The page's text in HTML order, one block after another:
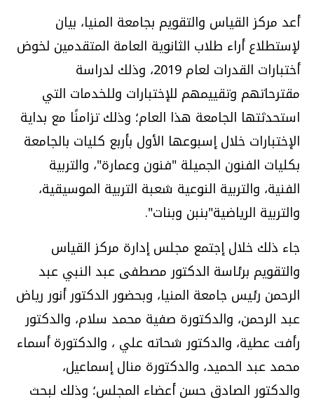
أعد مركز القياس والتقويم بجامعة المنيا، بيان
لإستطلاع أراء طلاب الثانوية العامة المتقدمين لخوض
أختبارات القدرات لعام 2019، وذلك لدراسة
مقترحاتهم وتقييمهم للإختبارات وللخدمات التي
استحدثتها الجامعة هذا العام؛ وذلك تزامنًا مع بداية
الإختبارات خلال إسبوعها الأول بأربع كليات بالجامعة
بكليات الفنون الجميلة "فنون وعمارة"، والتربية
الفنية، والتربية النوعية شعبة التربية الموسيقية،
والتربية الرياضية"بنبن وبنات".
جاء ذلك خلال إجتمع مجلس إدارة مركز القياس
والتقويم برئاسة الدكتور مصطفى عبد النبي عبد
الرحمن رئيس جامعة المنيا، وبحضور الدكتور أنور رياض
عبد الرحمن، والدكتورة صفية محمد سلام، والدكتور
رأفت عطية، والدكتور شحاته علي ، والدكتورة أسماء
محمد عبد الحميد، والدكتورة منال إسماعيل،
والدكتور الصادق حسن أعضاء المجلس؛ وذلك لبحث